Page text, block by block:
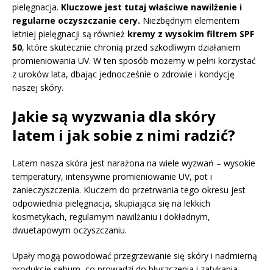
pielęgnacja. Kluczowe jest tutaj właściwe nawilżenie i
regularne oczyszczanie cery. Niezbędnym elementem
letniej pielęgnacji są również kremy z wysokim filtrem SPF
50, które skutecznie chronią przed szkodliwym działaniem
promieniowania UV. W ten sposób możemy w pełni korzystać
z uroków lata, dbając jednocześnie o zdrowie i kondycję
naszej skóry.
Jakie są wyzwania dla skóry
latem i jak sobie z nimi radzić?
Latem nasza skóra jest narażona na wiele wyzwań – wysokie
temperatury, intensywne promieniowanie UV, pot i
zanieczyszczenia. Kluczem do przetrwania tego okresu jest
odpowiednia pielęgnacja, skupiająca się na lekkich
kosmetykach, regularnym nawilżaniu i dokładnym,
dwuetapowym oczyszczaniu.
Upały mogą powodować przegrzewanie się skóry i nadmierną